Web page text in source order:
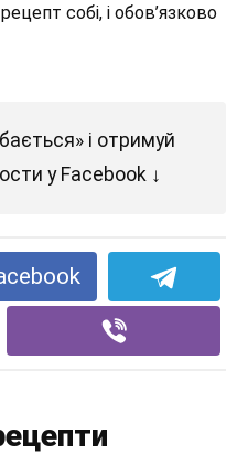
собі, і обов’язково
і отримуй
у Facebook ↓